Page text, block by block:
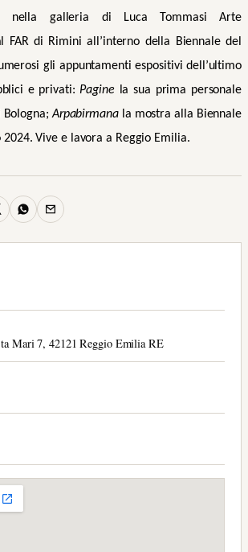
nella galleria di Luca Tommasi Arte
FAR di Rimini all’interno della Biennale del
gli appuntamenti espositivi dell’ultimo
e privati:Pagine la sua prima personale
Bologna;Arpabirmanala mostra alla Biennale
2024.Vive e lavora a Reggio Emilia.
Mari 7, 42121 Reggio Emilia RE